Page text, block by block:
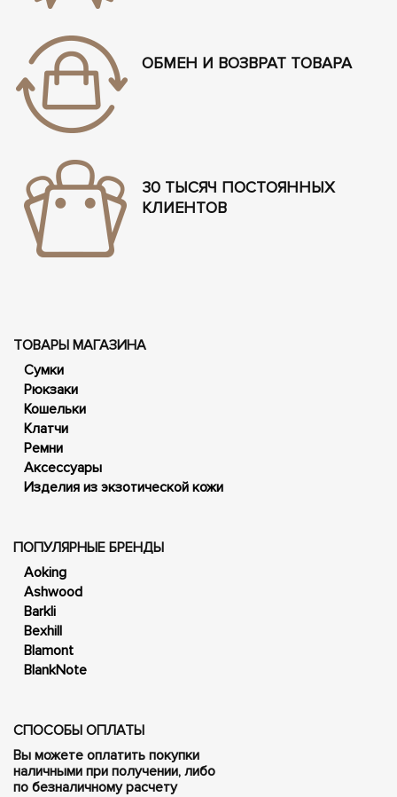
ОБМЕН И ВОЗВРАТ ТОВАРА
30 ТЫСЯЧ ПОСТОЯННЫХ
КЛИЕНТОВ
ТОВАРЫ МАГАЗИНА
Сумки
Рюкзаки
Кошельки
Клатчи
Ремни
Аксессуары
Изделия из экзотической кожи
ПОПУЛЯРНЫЕ БРЕНДЫ
Aoking
Ashwood
Barkli
Bexhill
Blamont
BlankNote
СПОСОБЫ ОПЛАТЫ
Вы можете оплатить покупки
наличными при получении, либо
по безналичному расчету